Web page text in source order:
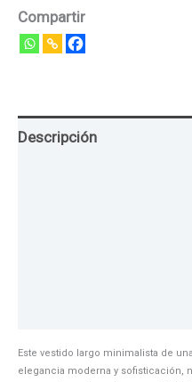
Compartir
Descripción
Este vestido largo minimalista de
elegancia moderna y sofisticación,